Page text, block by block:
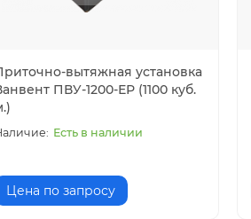
вытяжная установка
ПВУ-1200-ЕР (1100 куб.
Есть в наличии
Цена по запросу